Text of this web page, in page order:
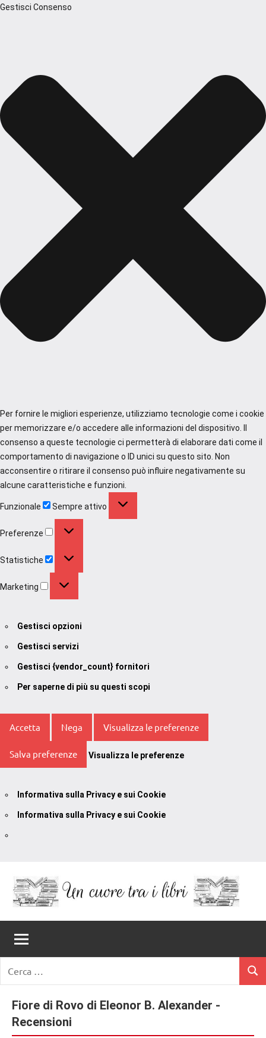
Gestisci Consenso
Per fornire le migliori esperienze, utilizziamo tecnologie come i cookie
per memorizzare e/o accedere alle informazioni del dispositivo. Il
consenso a queste tecnologie ci permetterà di elaborare dati come il
comportamento di navigazione o ID unici su questo sito. Non
acconsentire o ritirare il consenso può influire negativamente su
alcune caratteristiche e funzioni.
Funzionale Sempre attivo
Preferenze
Statistiche
Marketing
Gestisci opzioni
Gestisci servizi
Gestisci {vendor_count} fornitori
Per saperne di più su questi scopi
Accetta Nega Visualizza le preferenze
Salva preferenze Visualizza le preferenze
Informativa sulla Privacy e sui Cookie
Informativa sulla Privacy e sui Cookie
contenuto
Un
Cuore
Tra
I
Libri
romanzi
romance
e
non
solo.
Recensioni,
per:
Fiore di Rovo di Eleonor B. Alexander -
Recensioni